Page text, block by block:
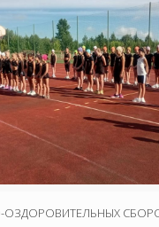
ОЗДОРОВИТЕЛЬНЫХ